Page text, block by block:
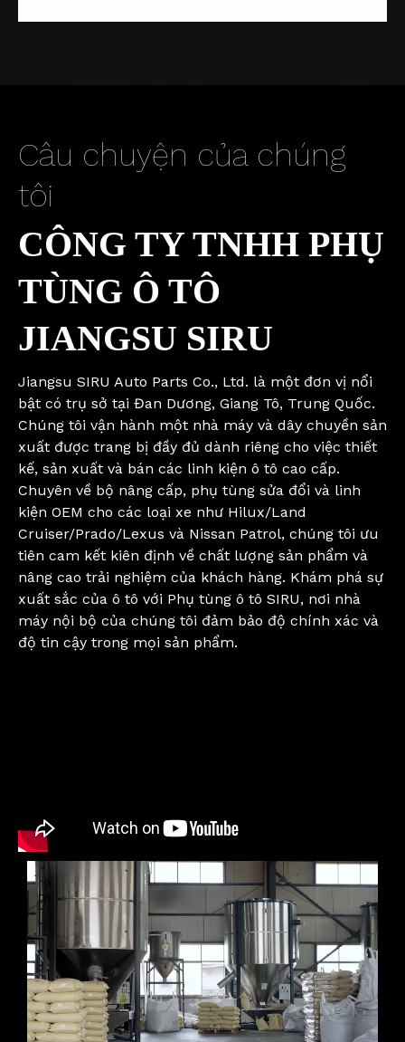
Câu chuyện của chúng
tôi
CÔNG TY TNHH PHỤ
TÙNG Ô TÔ
JIANGSU SIRU
Jiangsu SIRU Auto Parts Co., Ltd. là một đơn vị nổi
bật có trụ sở tại Đan Dương, Giang Tô, Trung Quốc.
Chúng tôi vận hành một nhà máy và dây chuyền sản
xuất được trang bị đầy đủ dành riêng cho việc thiết
kế, sản xuất và bán các linh kiện ô tô cao cấp.
Chuyên về bộ nâng cấp, phụ tùng sửa đổi và linh
kiện OEM cho các loại xe như Hilux/Land
Cruiser/Prado/Lexus và Nissan Patrol, chúng tôi ưu
tiên cam kết kiên định về chất lượng sản phẩm và
nâng cao trải nghiệm của khách hàng. Khám phá sự
xuất sắc của ô tô với Phụ tùng ô tô SIRU, nơi nhà
máy nội bộ của chúng tôi đảm bảo độ chính xác và
độ tin cậy trong mọi sản phẩm.